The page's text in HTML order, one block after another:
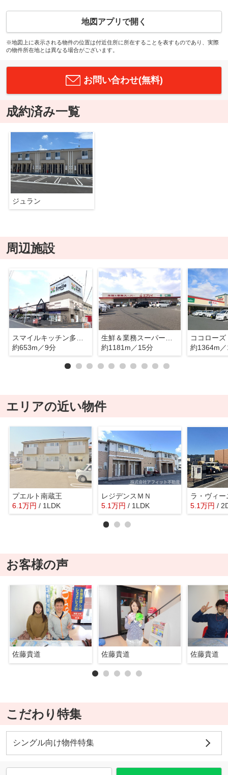
地図アプリで開く
※地図上に表示される物件の位置は付近住所に所在することを表すものであり、実際
の物件所在地とは異なる場合がございます。
お問い合わせ(無料)
成約済み一覧
ジュラン
周辺施設
約653m／9分
約1181m／15分
ココローズ
約1364m
エリアの近い物件
プエルト南蔵王
6.1万円 / 1LDK
レジデンスＭＮ
5.1万円 / 1LDK
ラ・ヴィー
5.1万円 /
お客様の声
佐藤貴道 佐藤貴道 佐藤貴道
こだわり特集
シングル向け物件特集